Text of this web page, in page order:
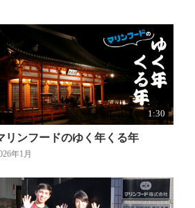
1:30
リンフードのゆく年くる年
年1月